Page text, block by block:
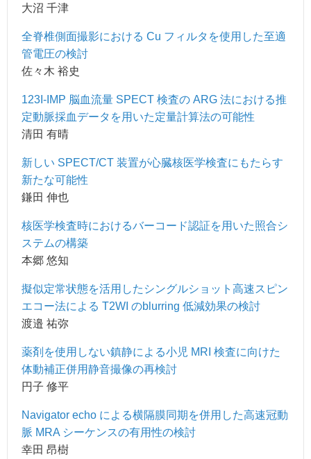
大沼 千津
全脊椎側面撮影における Cu フィルタを使用した至適
管電圧の検討
佐々木 裕史
123I-IMP 脳血流量 SPECT 検査の ARG 法における推
定動脈採血データを用いた定量計算法の可能性
清田 有晴
新しい SPECT/CT 装置が心臓核医学検査にもたらす
新たな可能性
鎌田 伸也
核医学検査時におけるバーコード認証を用いた照合シ
ステムの構築
本郷 悠知
擬似定常状態を活用したシングルショット高速スピン
エコー法による T2WI のblurring 低減効果の検討
渡邉 祐弥
薬剤を使用しない鎮静による小児 MRI 検査に向けた
体動補正併用静音撮像の再検討
円子 修平
Navigator echo による横隔膜同期を併用した高速冠動
脈 MRA シーケンスの有用性の検討
幸田 昂樹